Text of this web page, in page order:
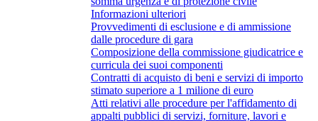
Informazioni ulteriori
Provvedimenti di esclusione e di ammissione
dalle procedure di gara
Composizione della commissione giudicatrice e
curricula dei suoi componenti
Contratti di acquisto di beni e servizi di importo
stimato superiore a 1 milione di euro
Atti relativi alle procedure per l'affidamento di
appalti pubblici di servizi, forniture, lavori e